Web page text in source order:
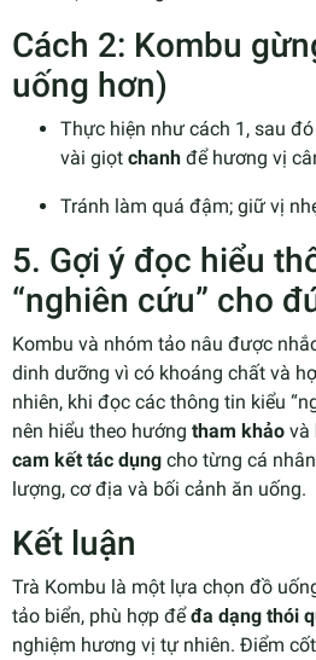
Cách 2: Kombu
uống hơn)
Thực hiện như cách 1, sau
vài giọt chanh để hương vị
Tránh làm quá đậm; giữ vị
5. Gợi ý đọc hiểu
“nghiên cứu” cho
Kombu và nhóm tảo nâu được
dinh dưỡng vì có khoáng chất và
nhiên, khi đọc các thông tin kiểu
nên hiểu theo hướng tham khảo và
cam kết tác dụng cho từng cá
lượng, cơ địa và bối cảnh ăn uống.
Kết luận
Trà Kombu là một lựa chọn đồ
tảo biển, phù hợp đểđa dạng thói
nghiệm hương vị tự nhiên. Điểm